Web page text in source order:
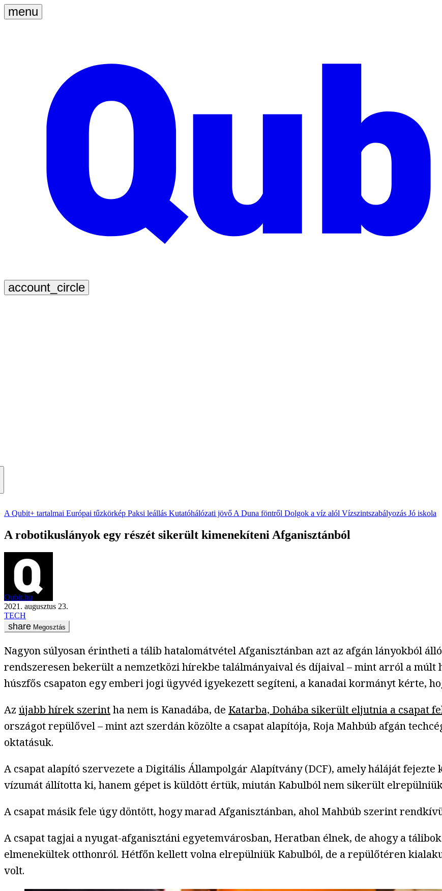
A Qubit+ tartalmai Európai tűzkörkép Paksi leállás Kutatóhálózati jövő A Duna föntről Dolgok a víz alól Vízszintszabályozás Jó iskola
A robotikuslányok egy részét sikerült kimenekíteni Afganisztánból
Qubit.hu
2021. augusztus 23.
TECH
Megosztás
Nagyon súlyosan érintheti a tálib hatalomátvétel Afganisztánban azt az afgán lányokból
rendszeresen bekerült a nemzetközi hírekbe találmányaival és díjaival – mint arról a múlt
húszfős csapaton egy emberi jogi ügyvéd igyekezett segíteni, a kanadai kormányt kérte,
Az újabb hírek szerintha nem is Kanadába, de Katarba, Dohába sikerült eljutnia a csapat
országot repülővel – mint azt szerdán közölte a csapat alapítója, Roja Mahbúb afgán
oktatásuk.
A csapat alapító szervezete a Digitális Állampolgár Alapítvány (DCF), amely háláját
vízumát állította ki, hanem gépet is küldött értük, miután Kabulból nem sikerült
A csapat másik fele úgy döntött, hogy marad Afganisztánban, ahol Mahbúb szerint
A csapat tagjai a nyugat-afganisztáni egyetemvárosban, Heratban élnek, de ahogy a
elmenekültek otthonról. Hétfőn kellett volna elrepülniük Kabulból, de a repülőtéren
volt.